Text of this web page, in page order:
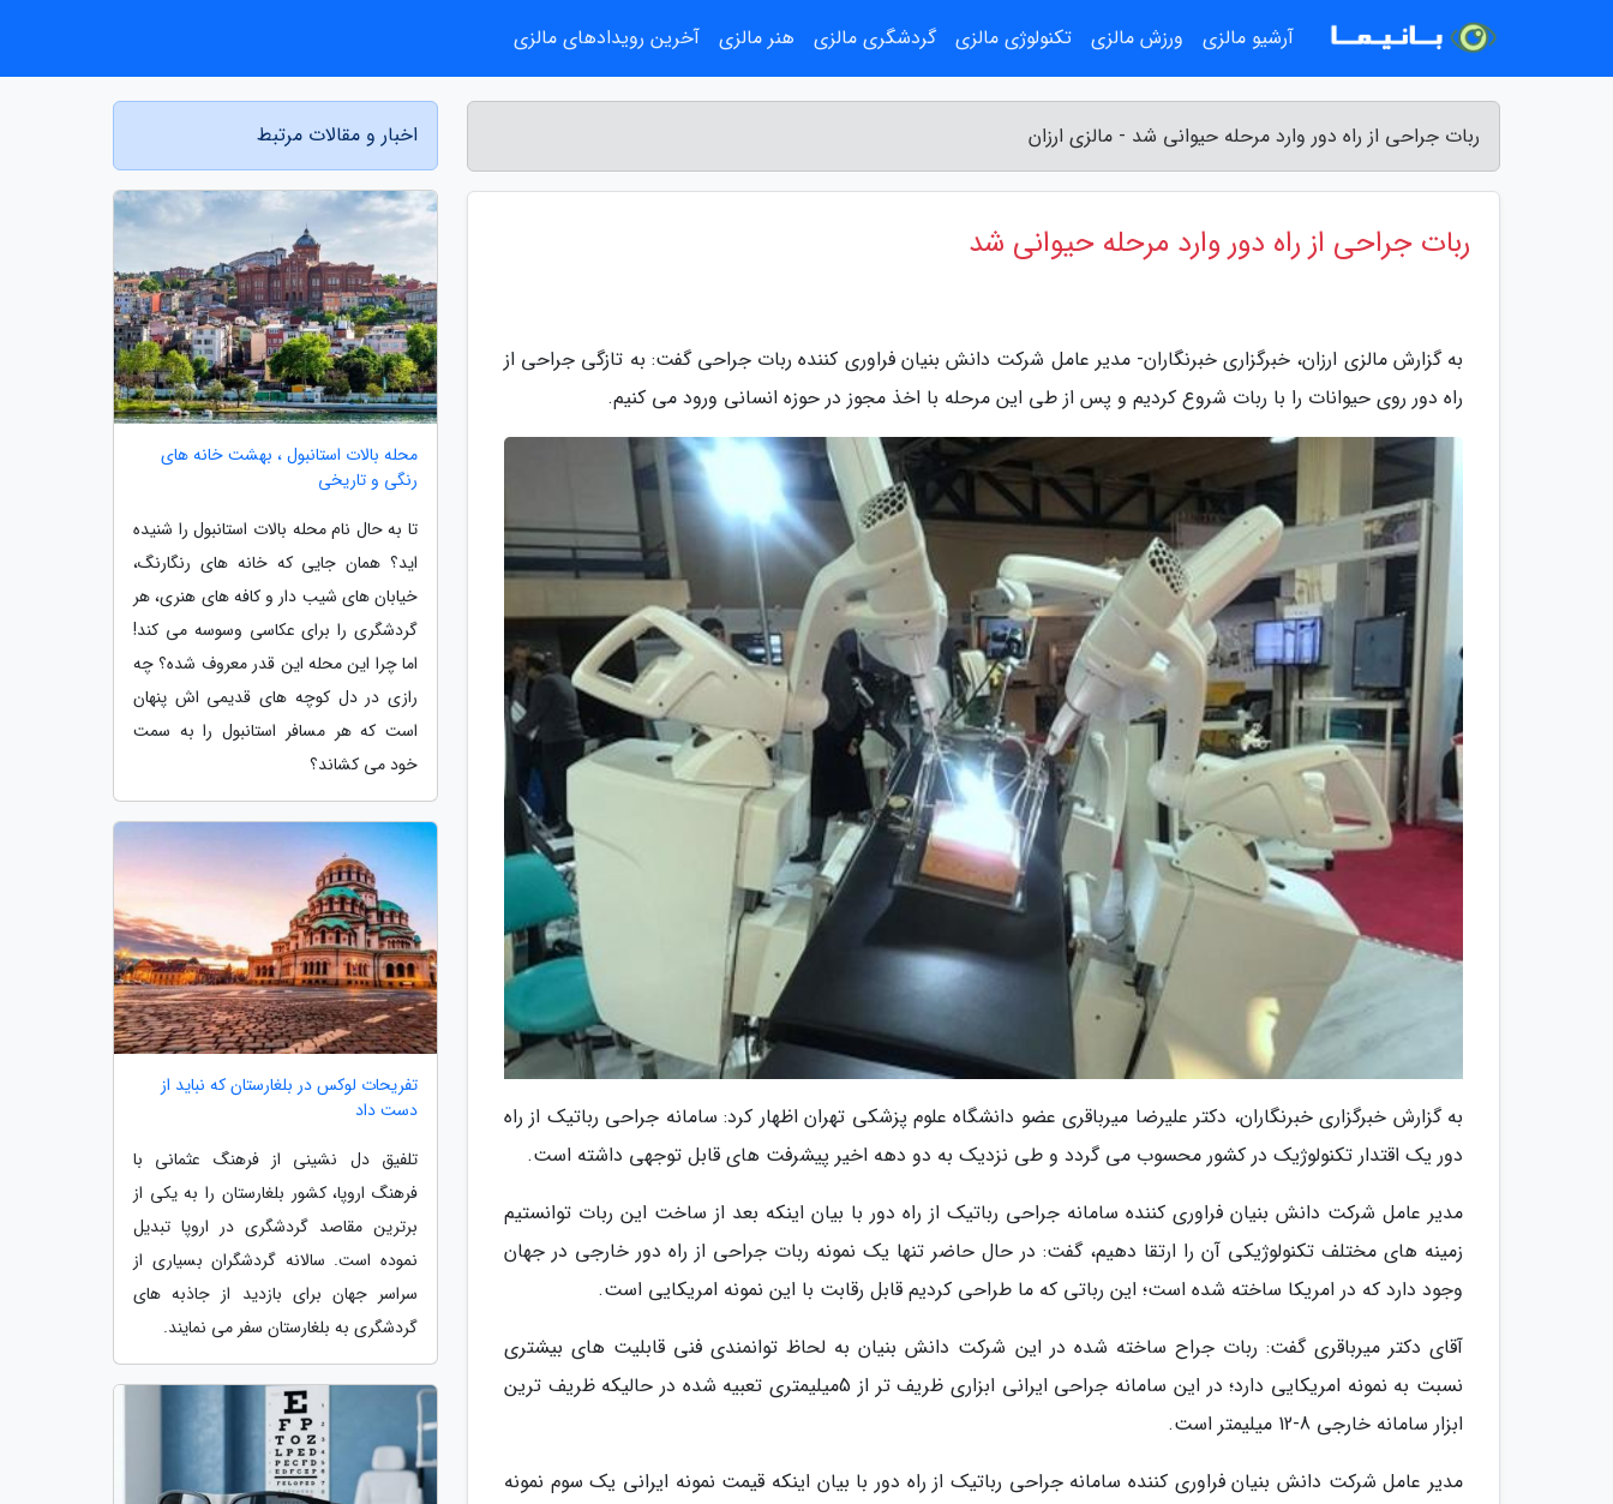
ربات جراحی از راه دور وارد مرحله حیوانی شد - مالزی ارزان
ربات جراحی از راه دور وارد مرحله حیوانی شد
به گزارش مالزی ارزان، خبرگزاری خبرنگاران- مدیر عامل شرکت دانش بنیان فراوری کننده ربات جراحی گفت: به تازگی جراحی از
راه دور روی حیوانات را با ربات شروع کردیم و پس از طی این مرحله با اخذ مجوز در حوزه انسانی ورود می کنیم.
به گزارش خبرگزاری خبرنگاران، دکتر علیرضا میرباقری عضو دانشگاه علوم پزشکی تهران اظهار کرد: سامانه جراحی رباتیک از راه
دور یک اقتدار تکنولوژیک در کشور محسوب می گردد و طی نزدیک به دو دهه اخیر پیشرفت های قابل توجهی داشته است.
مدیر عامل شرکت دانش بنیان فراوری کننده سامانه جراحی رباتیک از راه دور با بیان اینکه بعد از ساخت این ربات توانستیم
زمینه های مختلف تکنولوژیکی آن را ارتقا دهیم، گفت: در حال حاضر تنها یک نمونه ربات جراحی از راه دور خارجی در جهان
وجود دارد که در امریکا ساخته شده است؛ این رباتی که ما طراحی کردیم قابل رقابت با این نمونه امریکایی است.
آقای دکتر میرباقری گفت: ربات جراح ساخته شده در این شرکت دانش بنیان به لحاظ توانمندی فنی قابلیت های بیشتری
نسبت به نمونه امریکایی دارد؛ در این سامانه جراحی ایرانی ابزاری ظریف تر از 5میلیمتری تعبیه شده در حالیکه ظریف ترین
ابزار سامانه خارجی 8-12 میلیمتر است.
مدیر عامل شرکت دانش بنیان فراوری کننده سامانه جراحی رباتیک از راه دور با بیان اینکه قیمت نمونه ایرانی یک سوم نمونه
اخبار و مقالات مرتبط
محله بالات استانبول ، بهشت خانه های
رنگی و تاریخی
تا به حال نام محله بالات استانبول را شنیده
اید؟ همان جایی که خانه های رنگارنگ،
خیابان های شیب دار و کافه های هنری، هر
گردشگری را برای عکاسی وسوسه می کند!
اما چرا این محله این قدر معروف شده؟ چه
رازی در دل کوچه های قدیمی اش پنهان
است که هر مسافر استانبول را به سمت
خود می کشاند؟
تفریحات لوکس در بلغارستان که نباید از
دست داد
تلفیق دل نشینی از فرهنگ عثمانی با
فرهنگ اروپا، کشور بلغارستان را به یکی از
برترین مقاصد گردشگری در اروپا تبدیل
نموده است. سالانه گردشگران بسیاری از
سراسر جهان برای بازدید از جاذبه های
گردشگری به بلغارستان سفر می نمایند.
آرشیو مالزی ورزش مالزی تکنولوژی مالزی گردشگری مالزی هنر مالزی آخرین رویدادهای مالزی